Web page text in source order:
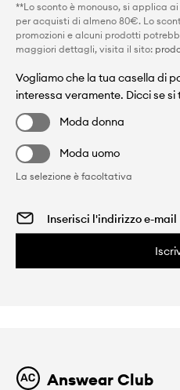
**Lo sconto è monouso, si applica
per acquisti di almeno 80€. Lo
promozioni e alcuni prodotti
maggiori dettagli, visita il sito:
Vogliamo che la tua casella di
interessa veramente. Dicci se
Moda donna
Moda uomo
La selezione è facoltativa
Answear Club